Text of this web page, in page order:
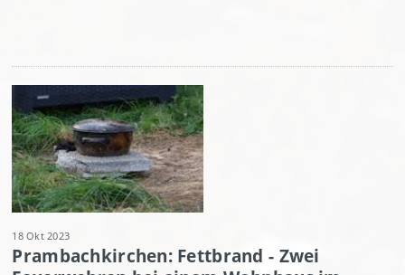
18 Okt 2023
Prambachkirchen: Fettbrand - Zwei